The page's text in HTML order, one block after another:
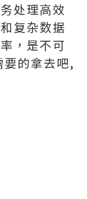
处理高效
复杂数据
，是不可
的拿去吧,